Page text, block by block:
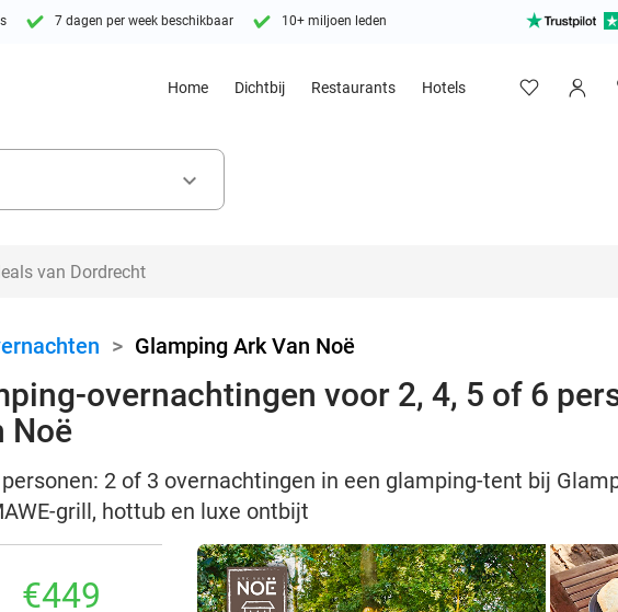
7 dagen per week beschikbaar 10+ miljoen leden
Home Dichtbij Restaurants Hotels
keyboard_arrow_down
> Glamping Ark Van Noë
overnachtingen voor 2, 4, 5 of 6
Noë
2 of 3 overnachtingen in een glamping-tent bij
grill, hottub en luxe ontbijt
€449